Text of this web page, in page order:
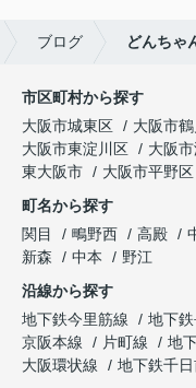
ブログ どんちゃ
市区町村から探す
大阪市城東区
大阪市
大阪市東淀川区
大阪
東大阪市
大阪市平野区
町名から探す
関目
鴫野西 高殿
新森
中本
野江
沿線から探す
地下鉄今里筋線
地下
京阪本線
片町線 地
大阪環状線
地下鉄千